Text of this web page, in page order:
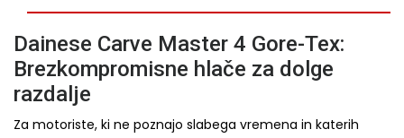
Dainese Carve Master 4 Gore-Tex:
Brezkompromisne hlače za dolge
razdalje
Za motoriste, ki ne poznajo slabega vremena in katerih